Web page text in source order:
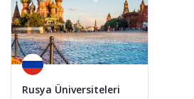
Rusya Üniversiteleri